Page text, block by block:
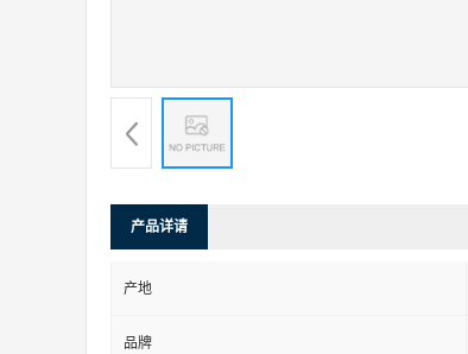
产品详请
产地
品牌